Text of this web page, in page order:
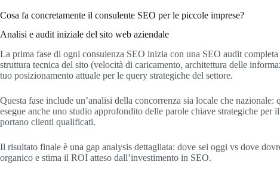
Cosa fa concretamente il consulente SEO per le piccole imprese?
Analisi e audit iniziale del sito web aziendale
La prima fase di ogni consulenza SEO inizia con una SEO audit
struttura tecnica del sito (velocità di caricamento, architettura delle
tuo posizionamento attuale per le query strategiche del settore.
Questa fase include un’analisi della concorrenza sia locale che
esegue anche uno studio approfondito delle parole chiave strategiche
portano clienti qualificati.
Il risultato finale è una gap analysis dettagliata: dove sei oggi vs dove
organico e stima il ROI atteso dall’investimento in SEO.